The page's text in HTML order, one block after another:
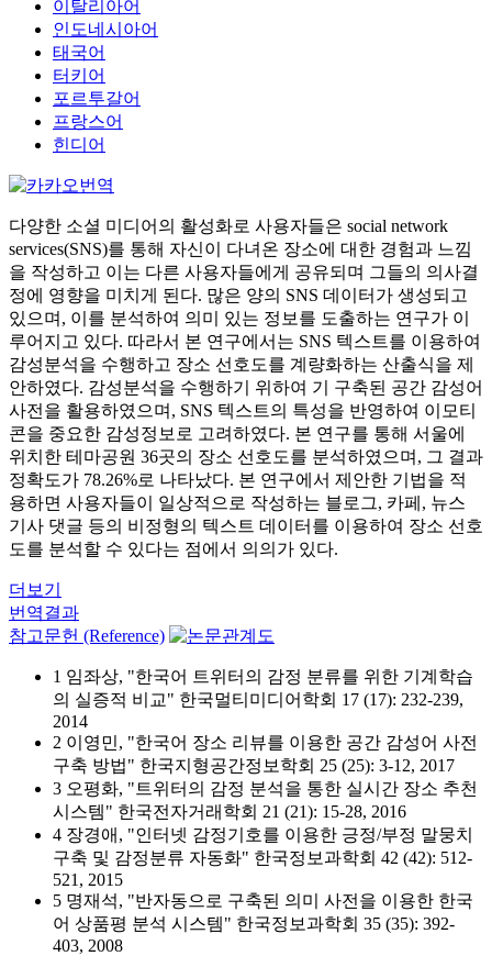
이탈리아어
인도네시아어
태국어
터키어
포르투갈어
프랑스어
힌디어
다양한 소셜 미디어의 활성화로 사용자들은 social network
services(SNS)를 통해 자신이 다녀온 장소에 대한 경험과 느낌
을 작성하고 이는 다른 사용자들에게 공유되며 그들의 의사결
정에 영향을 미치게 된다. 많은 양의 SNS 데이터가 생성되고
있으며, 이를 분석하여 의미 있는 정보를 도출하는 연구가 이
루어지고 있다. 따라서 본 연구에서는 SNS 텍스트를 이용하여
감성분석을 수행하고 장소 선호도를 계량화하는 산출식을 제
안하였다. 감성분석을 수행하기 위하여 기 구축된 공간 감성어
사전을 활용하였으며, SNS 텍스트의 특성을 반영하여 이모티
콘을 중요한 감성정보로 고려하였다. 본 연구를 통해 서울에
위치한 테마공원 36곳의 장소 선호도를 분석하였으며, 그 결과
정확도가 78.26%로 나타났다. 본 연구에서 제안한 기법을 적
용하면 사용자들이 일상적으로 작성하는 블로그, 카페, 뉴스
기사 댓글 등의 비정형의 텍스트 데이터를 이용하여 장소 선호
도를 분석할 수 있다는 점에서 의의가 있다.
더보기
번역결과
참고문헌 (Reference)
1 임좌상, "한국어 트위터의 감정 분류를 위한 기계학습
의 실증적 비교" 한국멀티미디어학회 17 (17): 232-239,
2014
2 이영민, "한국어 장소 리뷰를 이용한 공간 감성어 사전
구축 방법" 한국지형공간정보학회 25 (25): 3-12, 2017
3 오평화, "트위터의 감정 분석을 통한 실시간 장소 추천
시스템" 한국전자거래학회 21 (21): 15-28, 2016
4 장경애, "인터넷 감정기호를 이용한 긍정/부정 말뭉치
구축 및 감정분류 자동화" 한국정보과학회 42 (42): 512-
521, 2015
5 명재석, "반자동으로 구축된 의미 사전을 이용한 한국
어 상품평 분석 시스템" 한국정보과학회 35 (35): 392-
403, 2008